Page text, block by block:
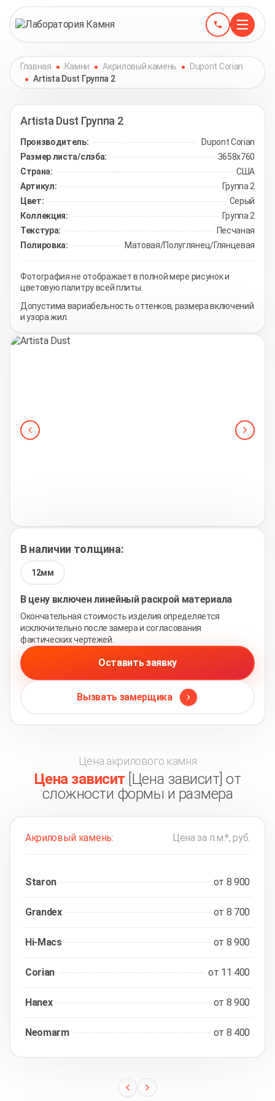
Главная Камни Акриловый камень
Dupont Corian
Artista Dust Группа 2
Artista Dust Группа 2
Производитель:
Dupont Corian
Размер листа/слэба:
3658х760
Страна:
США
Артикул:
Группа 2
Цвет:
Серый
Коллекция:
Группа 2
Текстура:
Песчаная
Полировка:
Матовая/Полуглянец/Глянцевая
Фотография не отображает в полной мере рисунок и
цветовую палитру всей плиты.
Допустима вариабельность оттенков, размера включений
и узора жил.
В наличии толщина:
12мм
В цену включен линейный раскрой материала
Окончательная стоимость изделия определяется
исключительно после замера и согласования
фактических чертежей.
Оставить заявку
Вызвать замерщика
Цена акрилового камня
Цена зависит [Цена зависит] от
сложности формы и размера
Акриловый камень: Цена за п.м.*, руб.
Staron от 8 900
Grandex от 8 700
Hi-Macs от 8 900
Corian от 11 400
Hanex от 8 900
Neomarm от 8 400